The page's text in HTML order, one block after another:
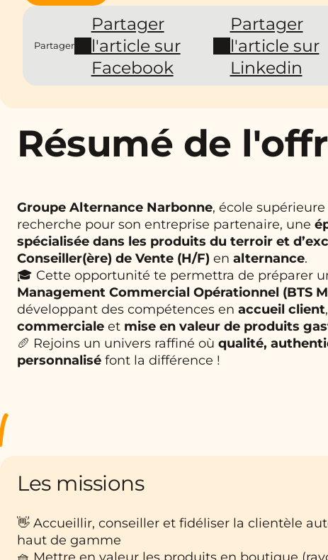
Partager
Partager
l'article sur
Facebook
Partager
l'article sur
Linkedin
Résumé de
Groupe Alternance Narbonne, école
recherche pour son entreprise partenaire, une
spécialisée dans les produits du terroir et
Conseiller(ère) de Vente (H/F) en alternance.
🎓 Cette opportunité te permettra de préparer
Management Commercial Opérationnel (BTS
développant des compétences en accueil client,
commerciale et mise en valeur de produits
🥖 Rejoins un univers raffiné où qualité,
personnalisé font la différence !
Les missions
👋 Accueillir, conseiller et fidéliser la clientèle
haut de gamme